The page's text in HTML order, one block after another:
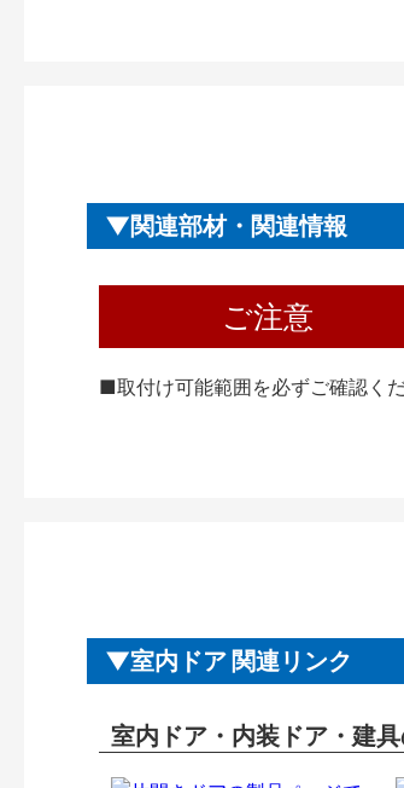
関連部材・関連情報
ご注意
■取付け可能範囲を必ずご確認くだ
室内ドア 関連リンク
室内ドア・内装ドア・建